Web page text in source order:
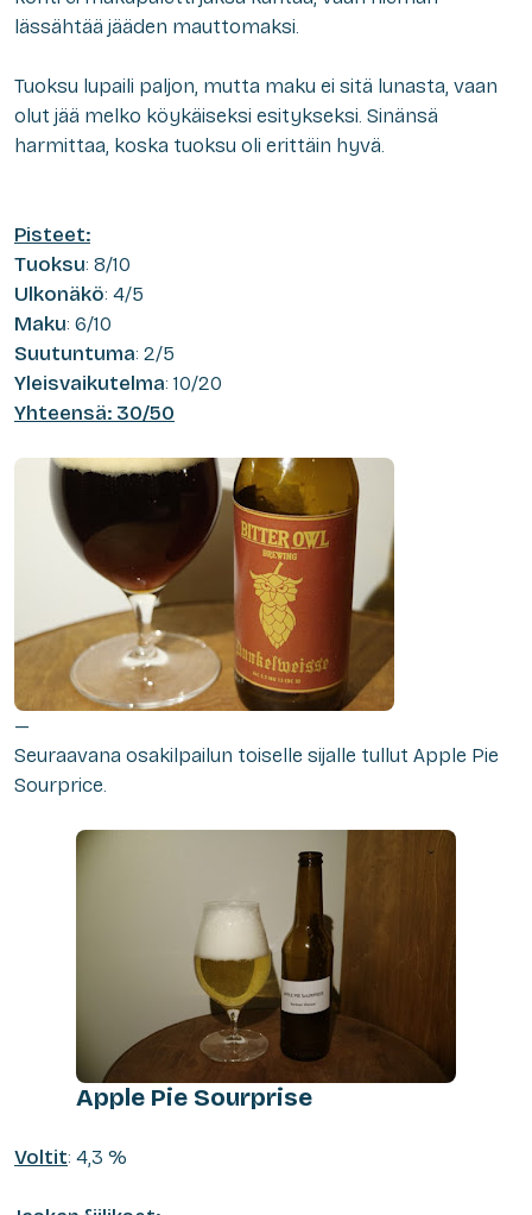
lässähtää jääden mauttomaksi.
Tuoksu lupaili paljon, mutta maku ei sitä lunasta, vaan
olut jää melko köykäiseksi esitykseksi. Sinänsä
harmittaa, koska tuoksu oli erittäin hyvä.
Pisteet:
Tuoksu: 8/10
Ulkonäkö: 4/5
Maku: 6/10
Suutuntuma: 2/5
Yleisvaikutelma: 10/20
Yhteensä: 30/50
—
Seuraavana osakilpailun toiselle sijalle tullut Apple Pie
Sourprice.
Apple Pie Sourprise
Voltit: 4,3 %